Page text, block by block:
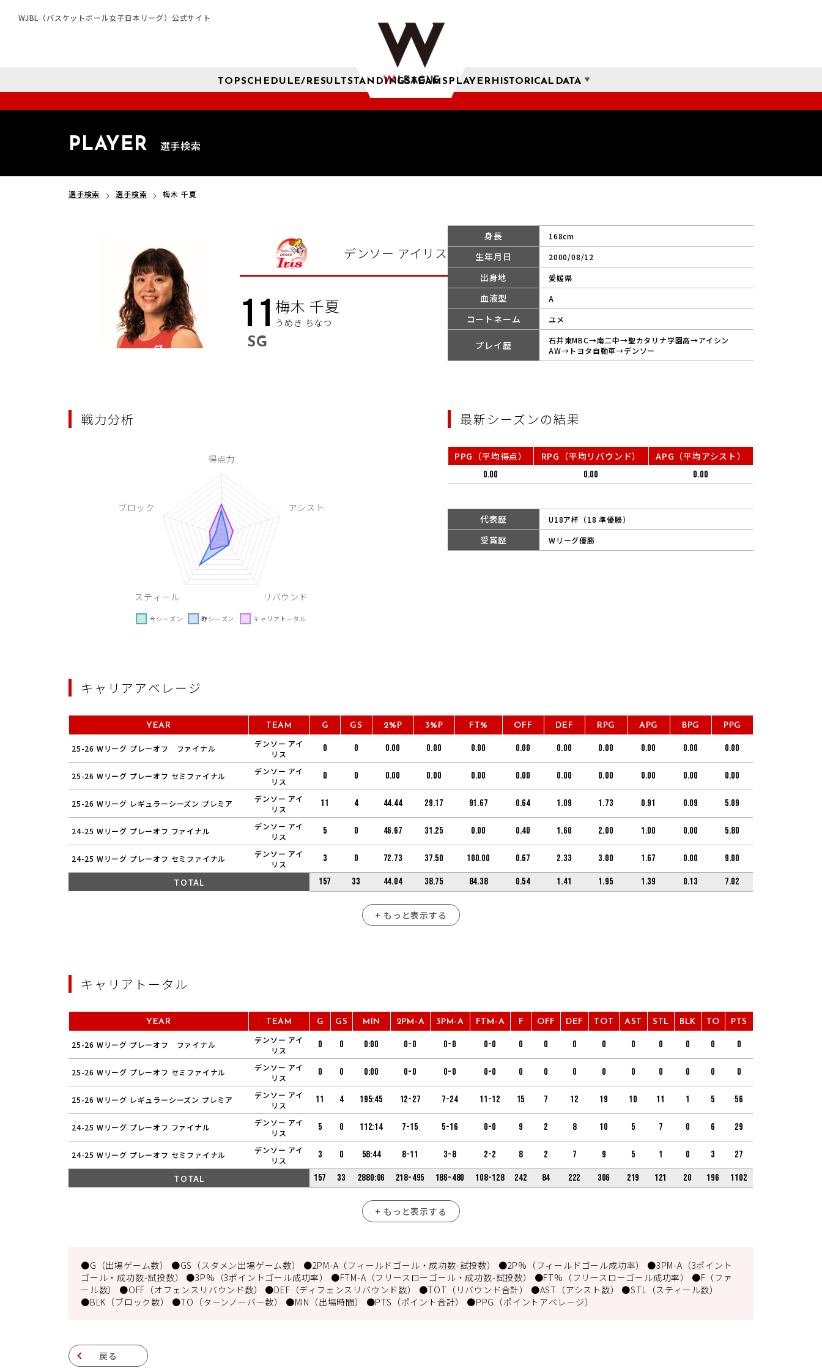
WJBL（バスケットボール女子日本リーグ）公式サイト
TOPSCHEDULE/RESULTSTANDINGSTEAMSPLAYERHISTORICAL DATA
PLAYER 選手検索
選手検索 選手検索 梅木 千夏
デンソー アイリス
11
SG
梅木 千夏
うめき ちなつ
身長 168cm
生年月日 2000/08/12
出身地 愛媛県
血液型 A
コートネーム ユメ
プレイ歴
石井東MBC→南二中→聖カタリナ学園高→アイシン
AW→トヨタ自動車→デンソー
戦力分析 最新シーズンの結果
PPG（平均得点） RPG（平均リバウンド） APG（平均アシスト）
0.00 0.00 0.00
代表歴 U18ア杯（18 準優勝）
受賞歴 Wリーグ優勝
キャリアアベレージ
YEAR TEAM G GS 2%P 3%P FT% OFF DEF RPG APG BPG PPG
25-26 Wリーグ プレーオフ ファイナル
デンソー アイ
リス
0 0 0.00 0.00 0.00 0.00 0.00 0.00 0.00 0.00 0.00
25-26 Wリーグ プレーオフ セミファイナル
デンソー アイ
リス
0 0 0.00 0.00 0.00 0.00 0.00 0.00 0.00 0.00 0.00
25-26 Wリーグ レギュラーシーズン プレミア
デンソー アイ
リス
11 4 44.44 29.17 91.67 0.64 1.09 1.73 0.91 0.09 5.09
24-25 Wリーグ プレーオフ ファイナル
デンソー アイ
リス
5 0 46.67 31.25 0.00 0.40 1.60 2.00 1.00 0.00 5.80
24-25 Wリーグ プレーオフ セミファイナル
デンソー アイ
リス
3 0 72.73 37.50 100.00 0.67 2.33 3.00 1.67 0.00 9.00
TOTAL 157 33 44.04 38.75 84.38 0.54 1.41 1.95 1.39 0.13 7.02
+ もっと表示する
キャリアトータル
YEAR TEAM G GS MIN 2PM-A 3PM-A FTM-A F OFF DEF TOT AST STL BLK TO PTS
25-26 Wリーグ プレーオフ ファイナル
デンソー アイ
リス
0 0 0:00 0-0 0-0 0-0 0 0 0 0 0 0 0 0 0
25-26 Wリーグ プレーオフ セミファイナル
デンソー アイ
リス
0 0 0:00 0-0 0-0 0-0 0 0 0 0 0 0 0 0 0
25-26 Wリーグ レギュラーシーズン プレミア
デンソー アイ
リス
11 4 195:45 12-27 7-24 11-12 15 7 12 19 10 11 1 5 56
24-25 Wリーグ プレーオフ ファイナル
デンソー アイ
リス
5 0 112:14 7-15 5-16 0-0 9 2 8 10 5 7 0 6 29
24-25 Wリーグ プレーオフ セミファイナル
デンソー アイ
リス
3 0 58:44 8-11 3-8 2-2 8 2 7 9 5 1 0 3 27
TOTAL 157 33 2880:06 218-495 186-480 108-128 242 84 222 306 219 121 20 196 1102
+ もっと表示する
●G（出場ゲーム数） ●GS（スタメン出場ゲーム数） ●2PM-A（フィールドゴール・成功数-試投数） ●2P%（フィールドゴール成功率） ●3PM-A（3ポイント
ゴール・成功数-試投数） ●3P%（3ポイントゴール成功率） ●FTM-A（フリースローゴール・成功数-試投数） ●FT%（フリースローゴール成功率） ●F（ファ
ール数） ●OFF（オフェンスリバウンド数） ●DEF（ディフェンスリバウンド数） ●TOT（リバウンド合計） ●AST（アシスト数） ●STL（スティール数）
●BLK（ブロック数） ●TO（ターンノーバー数） ●MIN（出場時間） ●PTS（ポイント合計） ●PPG（ポイントアベレージ）
戻る